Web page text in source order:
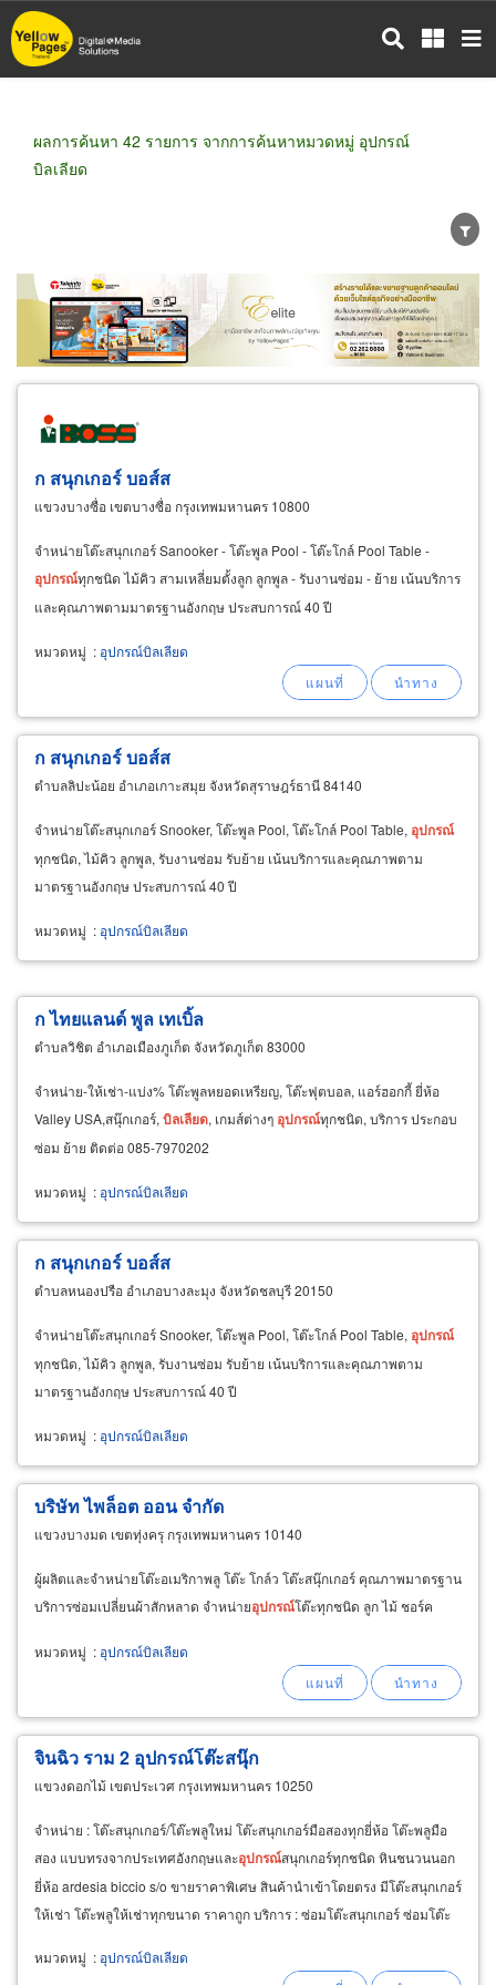
ข้าม
ไป
ผลการค้นหา 42 รายการ จากการค้นหาหมวดหมู่ อุปกรณ์
บิลเลียด
ขายส่ง ขายปลีก ผู้ผลิต
ตัวแทนจัดจำหน่าย
ผู้ส่งออก/นำเข้า
ธุรกิจบริการ
ก สนุกเกอร์ บอส์ส
แขวงบางซื่อ เขตบางซื่อ กรุงเทพมหานคร 10800
จำหน่ายโต๊ะสนุกเกอร์ Sanooker - โต๊ะพูล Pool - โต๊ะโกล์ Pool Table -
อุปกรณ์ทุกชนิด ไม้คิว สามเหลี่ยมตั้งลูก ลูกพูล - รับงานซ่อม - ย้าย เน้นบริการ
และคุณภาพตามมาตรฐานอังกฤษ ประสบการณ์ 40 ปี
หมวดหมู่ : อุปกรณ์บิลเลียด
ก สนุกเกอร์ บอส์ส
ตำบลลิปะน้อย อำเภอเกาะสมุย จังหวัดสุราษฎร์ธานี 84140
จำหน่ายโต๊ะสนุกเกอร์ Snooker, โต๊ะพูล Pool, โต๊ะโกล์ Pool Table, อุปกรณ์
ทุกชนิด, ไม้คิว ลูกพูล, รับงานซ่อม รับย้าย เน้นบริการและคุณภาพตาม
มาตรฐานอังกฤษ ประสบการณ์ 40 ปี
หมวดหมู่ : อุปกรณ์บิลเลียด
ก ไทยแลนด์ พูล เทเบิ้ล
ตำบลวิชิต อำเภอเมืองภูเก็ต จังหวัดภูเก็ต 83000
จำหน่าย-ให้เช่า-แบ่ง% โต๊ะพูลหยอดเหรียญ, โต๊ะฟุตบอล, แอร์ฮอกกี้ ยี่ห้อ
Valley USA,สนุ๊กเกอร์, บิลเลียด, เกมส์ต่างๆ อุปกรณ์ทุกชนิด, บริการ ประกอบ
ซ่อม ย้าย ติดต่อ 085-7970202
หมวดหมู่ : อุปกรณ์บิลเลียด
ก สนุกเกอร์ บอส์ส
ตำบลหนองปรือ อำเภอบางละมุง จังหวัดชลบุรี 20150
จำหน่ายโต๊ะสนุกเกอร์ Snooker, โต๊ะพูล Pool, โต๊ะโกล์ Pool Table, อุปกรณ์
ทุกชนิด, ไม้คิว ลูกพูล, รับงานซ่อม รับย้าย เน้นบริการและคุณภาพตาม
มาตรฐานอังกฤษ ประสบการณ์ 40 ปี
หมวดหมู่ : อุปกรณ์บิลเลียด
บริษัท ไพล็อต ออน จำกัด
แขวงบางมด เขตทุ่งครุ กรุงเทพมหานคร 10140
ผู้ผลิตและจำหน่ายโต๊ะอเมริกาพลู โต๊ะ โกล์ว โต๊ะสนุ๊กเกอร์ คุณภาพมาตรฐาน
บริการซ่อมเปลี่ยนผ้าสักหลาด จำหน่ายอุปกรณ์โต๊ะทุกชนิด ลูก ไม้ ชอร์ค
หมวดหมู่ : อุปกรณ์บิลเลียด
จินฉิว ราม 2 อุปกรณ์โต๊ะสนุ๊ก
แขวงดอกไม้ เขตประเวศ กรุงเทพมหานคร 10250
จำหน่าย : โต๊ะสนุกเกอร์/โต๊ะพลูใหม่ โต๊ะสนุกเกอร์มือสองทุกยี่ห้อ โต๊ะพลูมือ
สอง แบบทรงจากประเทศอังกฤษและอุปกรณ์สนุกเกอร์ทุกชนิด หินชนวนนอก
ยี่ห้อ ardesia biccio s/o ขายราคาพิเศษ สินค้านำเข้าโดยตรง มีโต๊ะสนุกเกอร์
ให้เช่า โต๊ะพลูให้เช่าทุกขนาด ราคาถูก บริการ : ซ่อมโต๊ะสนุกเกอร์ ซ่อมโต๊ะ
หมวดหมู่ : อุปกรณ์บิลเลียด